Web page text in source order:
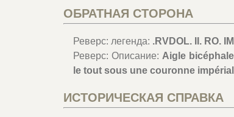
ОБРАТНАЯ СТОРОНА
Реверс: легенда: .RVDOL. II. RO.
Реверс: Описание: Aigle
le tout sous une couronne
ИСТОРИЧЕСКАЯ СПРАВКА